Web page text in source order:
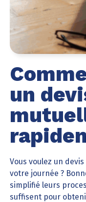
un
Vous voulez un
votre journée ?
simplifié leurs
suffisent pour